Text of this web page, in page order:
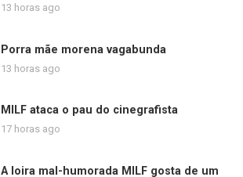
13 horas ago
Porra mãe morena vagabunda
13 horas ago
MILF ataca o pau do cinegrafista
17 horas ago
A loira mal-humorada MILF gosta de um